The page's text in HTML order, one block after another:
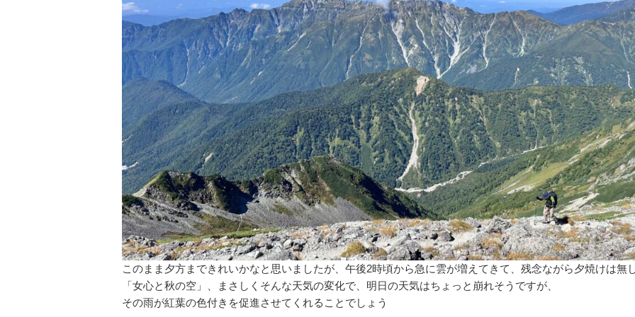
このまま夕方まできれいかなと思いましたが、午後2時頃から急に雲が増えてきて、残念ながら夕焼けは無
「女心と秋の空」、まさしくそんな天気の変化で、明日の天気はちょっと崩れそうですが、
その雨が紅葉の色付きを促進させてくれることでしょう